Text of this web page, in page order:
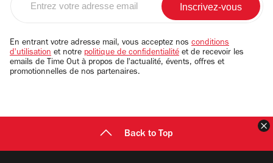
email
En entrant votre adresse mail, vous acceptez nos conditions
d'utilisation et notre politique de confidentialité et de recevoir les
emails de Time Out à propos de l'actualité, évents, offres et
promotionnelles de nos partenaires.
Back to Top